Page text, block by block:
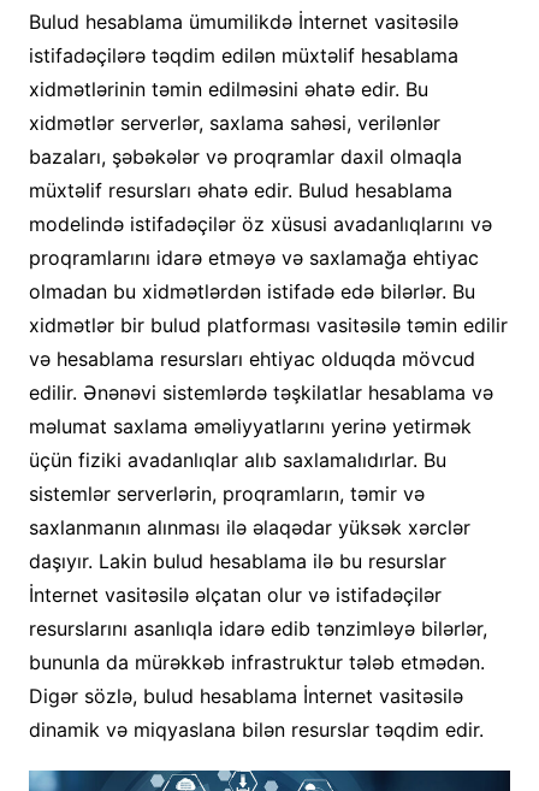
Bulud hesablama ümumilikdə İnternet vasitəsilə
istifadəçilərə təqdim edilən müxtəlif hesablama
xidmətlərinin təmin edilməsini əhatə edir. Bu
xidmətlər serverlər, saxlama sahəsi, verilənlər
bazaları, şəbəkələr və proqramlar daxil olmaqla
müxtəlif resursları əhatə edir. Bulud hesablama
modelində istifadəçilər öz xüsusi avadanlıqlarını və
proqramlarını idarə etməyə və saxlamağa ehtiyac
olmadan bu xidmətlərdən istifadə edə bilərlər. Bu
xidmətlər bir bulud platforması vasitəsilə təmin edilir
və hesablama resursları ehtiyac olduqda mövcud
edilir. Ənənəvi sistemlərdə təşkilatlar hesablama və
məlumat saxlama əməliyyatlarını yerinə yetirmək
üçün fiziki avadanlıqlar alıb saxlamalıdırlar. Bu
sistemlər serverlərin, proqramların, təmir və
saxlanmanın alınması ilə əlaqədar yüksək xərclər
daşıyır. Lakin bulud hesablama ilə bu resurslar
İnternet vasitəsilə əlçatan olur və istifadəçilər
resurslarını asanlıqla idarə edib tənzimləyə bilərlər,
bununla da mürəkkəb infrastruktur tələb etmədən.
Digər sözlə, bulud hesablama İnternet vasitəsilə
dinamik və miqyaslana bilən resurslar təqdim edir.